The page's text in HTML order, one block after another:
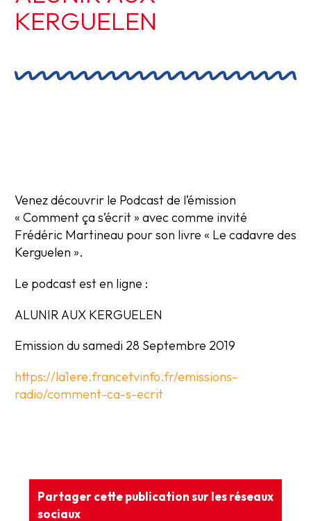
KERGUELEN
Venez découvrir le Podcast de l’émission
« Comment ça s’écrit » avec comme invité
Frédéric Martineau pour son livre « Le cadavre des
Kerguelen ».
Le podcast est en ligne :
ALUNIR AUX KERGUELEN
Emission du samedi 28 Septembre 2019
https://la1ere.francetvinfo.fr/emissions-
radio/comment-ca-s-ecrit
Partager cette publication sur les réseaux
sociaux